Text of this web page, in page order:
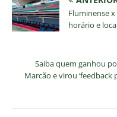
Fluminense
horário e
Saiba quem ganhou
Marcão e virou ‘feedback